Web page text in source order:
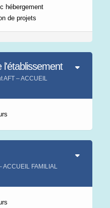
hébergement
de projets
l'établissement
AFT – ACCUEIL
ACCUEIL FAMILIAL